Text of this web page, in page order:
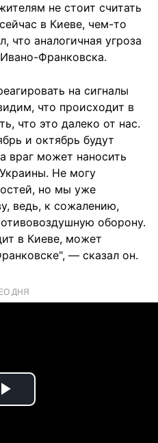
не стоит считать
в Киеве, чем-то
что аналогичная угроза
Франковска.
на сигналы
что происходит в
что это далеко от нас.
и октябрь будут
враг может наносить
Не могу
но мы уже
ведь, к сожалению,
оборону.
в Киеве, может
— сказал он.
ДНЯ
Play